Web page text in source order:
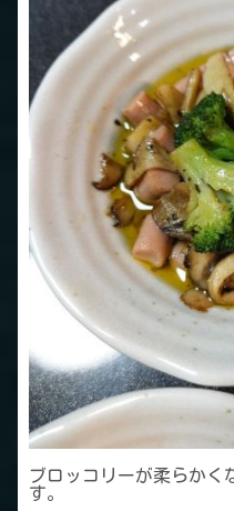
ブロッコリーが柔らかく
す。